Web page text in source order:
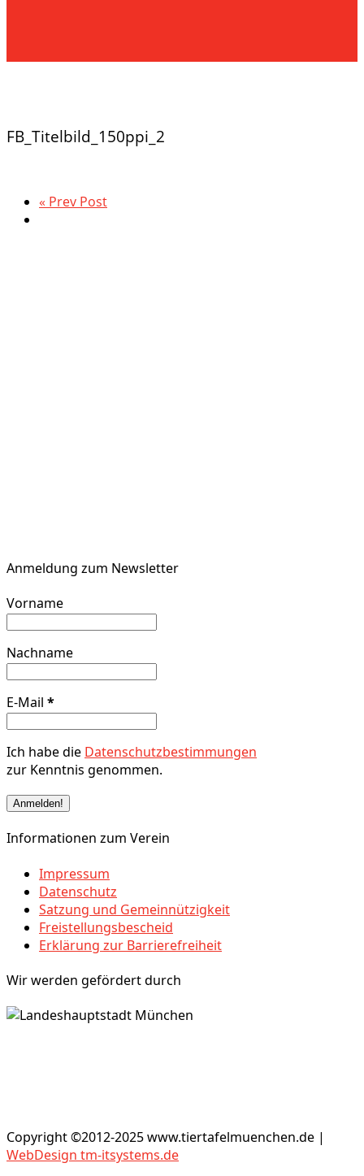
FB_Titelbild_150ppi_2
« Prev Post
Anmeldung zum Newsletter
Vorname
Nachname
E-Mail *
Ich habe die Datenschutzbestimmungen
zur Kenntnis genommen.
Informationen zum Verein
Impressum
Datenschutz
Satzung und Gemeinnützigkeit
Freistellungsbescheid
Erklärung zur Barrierefreiheit
Wir werden gefördert durch
Copyright ©2012-2025 www.tiertafelmuenchen.de |
WebDesign tm-itsystems.de